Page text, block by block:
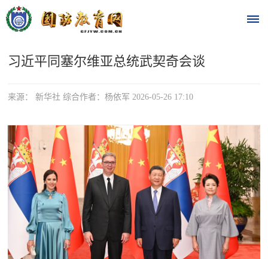
首
页
要
闻
时
要
热
点
习近平同塞尔维亚总统武契奇会谈
来源： 新华社 综合作者：杨依军 2026-05-26 17:10